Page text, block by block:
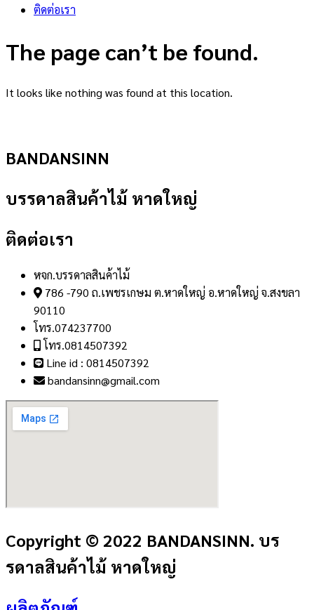
ติดต่อเรา
The page can’t be found.
It looks like nothing was found at this location.
BANDANSINN
บรรดาลสินค้าไม้ หาดใหญ่
ติดต่อเรา
หจก.บรรดาลสินค้าไม้
786 -790 ถ.เพชรเกษม ต.หาดใหญ่ อ.หาดใหญ่ จ.สงขลา
90110
โทร.074237700
โทร.0814507392
Line id : 0814507392
bandansinn@gmail.com
Copyright © 2022 BANDANSINN. บร
รดาลสินค้าไม้ หาดใหญ่